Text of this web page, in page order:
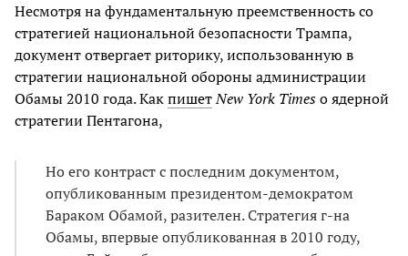
Несмотря на фундаментальную преемственность со
стратегией национальной безопасности Трампа,
документ отвергает риторику, использованную в
стратегии национальной обороны администрации
Обамы 2010 года. КакпишетNew York Timesо ядерной
стратегии Пентагона,
Но его контраст с последним документом,
опубликованным президентом-демократом
Бараком Обамой, разителен. Стратегия г-на
Обамы, впервые опубликованная в 2010 году,